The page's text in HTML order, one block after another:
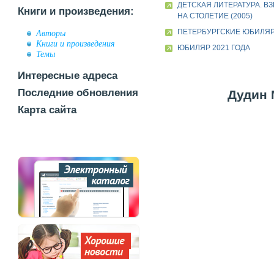
Книги и произведения:
Авторы
Книги и произведения
Темы
Интересные адреса
Последние обновления
Карта сайта
ДЕТСКАЯ ЛИТЕРАТУРА.
НА СТОЛЕТИЕ (2005)
ПЕТЕРБУРГСКИЕ
ЮБИЛЯР 2021 ГОДА
Дудин